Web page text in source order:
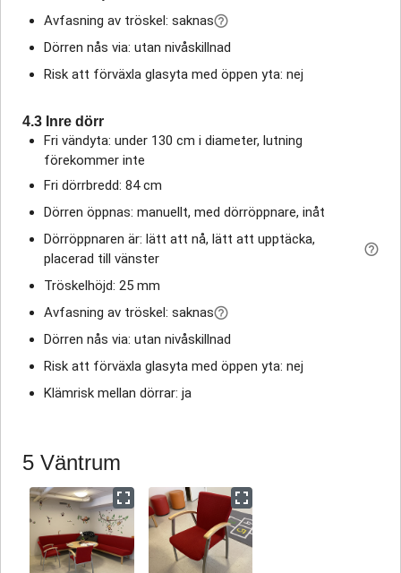
Avfasning av tröskel: saknas
Dörren nås via: utan nivåskillnad
Risk att förväxla glasyta med öppen yta: nej
4.3 Inre dörr
Fri vändyta: under 130 cm i diameter, lutning
förekommer inte
Fri dörrbredd: 84 cm
Dörren öppnas: manuellt, med dörröppnare, inåt
Dörröppnaren är: lätt att nå, lätt att upptäcka,
placerad till vänster
Tröskelhöjd: 25 mm
Avfasning av tröskel: saknas
Dörren nås via: utan nivåskillnad
Risk att förväxla glasyta med öppen yta: nej
Klämrisk mellan dörrar: ja
5 Väntrum